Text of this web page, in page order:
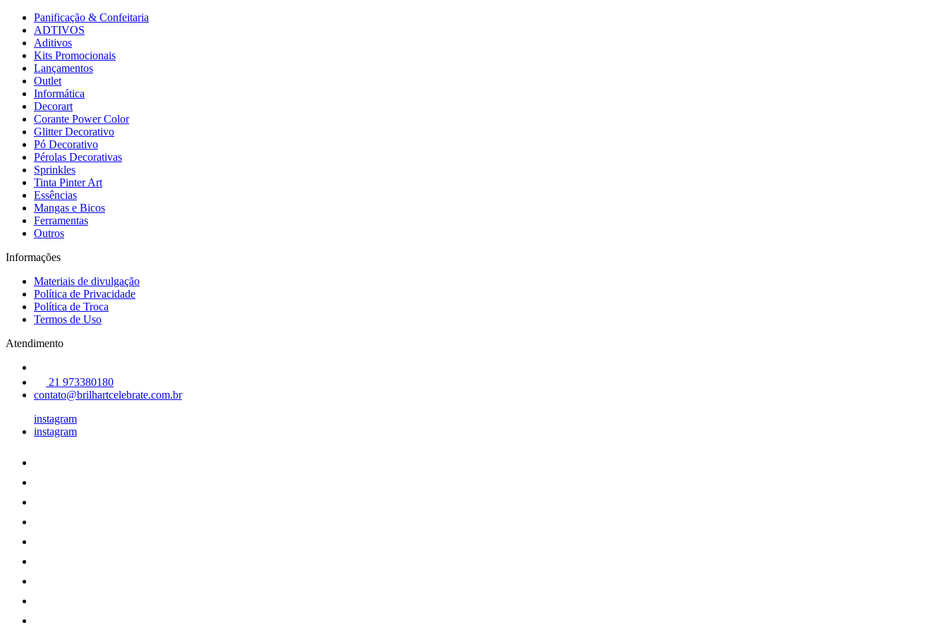
Panificação & Confeitaria
ADTIVOS
Aditivos
Kits Promocionais
Lançamentos
Outlet
Informática
Decorart
Corante Power Color
Glitter Decorativo
Pó Decorativo
Pérolas Decorativas
Sprinkles
Tinta Pinter Art
Essências
Mangas e Bicos
Ferramentas
Outros
Informações
Materiais de divulgação
Política de Privacidade
Política de Troca
Termos de Uso
Atendimento
21 973380180
contato@brilhartcelebrate.com.br
instagram
instagram